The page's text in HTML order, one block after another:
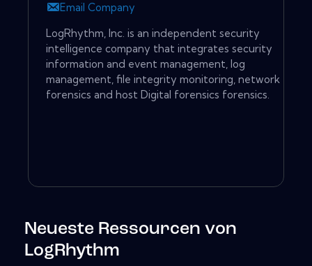
Email Company
LogRhythm, Inc. is an independent security
intelligence company that integrates security
information and event management, log
management, file integrity monitoring, network
forensics and host Digital forensics forensics.
Neueste Ressourcen von
LogRhythm